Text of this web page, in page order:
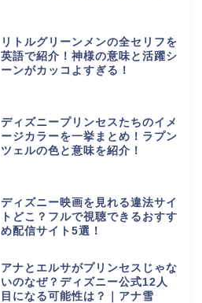
リトルグリーンメンの全セリフを
英語で紹介！神様の意味と活躍シ
ーンがカッコよすぎる！
ディズニープリンセスたちのイメ
ージカラーを一挙まとめ！ラプン
ツェルの色と意味を紹介！
ディズニー映画を見れる違法サイ
トどこ？フルで視聴できるおすす
め配信サイト5選！
アナとエルサがプリンセスじゃな
いのなぜ？ディズニー公式12人
目になる可能性は？｜アナ雪